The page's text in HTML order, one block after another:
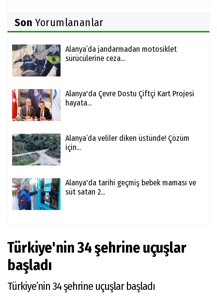
Son Yorumlananlar
Alanya’da jandarmadan motosiklet
sürücülerine ceza...
Alanya'da Çevre Dostu Çiftçi Kart Projesi
hayata...
Alanya’da veliler diken üstünde! Çözüm
için...
Alanya'da tarihi geçmiş bebek maması ve
süt satan 2...
Türkiye'nin 34 şehrine uçuşlar
başladı
Türkiye’nin 34 şehrine uçuşlar başladı